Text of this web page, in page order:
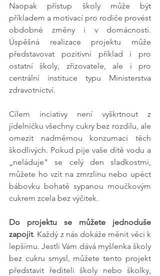
Naopak přístup školy může být
příkladem a motivací pro rodiče provést
obdobné změny i v domácnosti.
Úspěšná realizace projektu může
představovat pozitivní příklad i pro
ostatní školy, zřizovatele, ale i pro
centrální instituce typu Ministerstva
zdravotnictví.
Cílem inciativy není vyškrtnout z
jídelníčku všechny cukry bez rozdílu, ale
omezit nadměrnou konzumaci těch
škodlivých. Pokud pije vaše dítě vodu a
„neláduje" se celý den sladkostmi,
můžete ho vzít na zmrzlinu nebo upéct
bábovku bohatě sypanou moučkovým
cukrem zcela bez výčitek.
Do projektu se můžete jednoduše
zapojit. Každý z nás dokáže měnit věci k
lepšímu. Jestli Vám dává myšlenka školy
bez cukru smysl, můžete tento projekt
představit řediteli školy nebo školky,